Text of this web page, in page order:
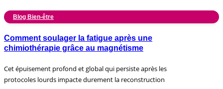
Blog Bien-être
Comment soulager la fatigue après une
chimiothérapie grâce au magnétisme
Cet épuisement profond et global qui persiste après les
protocoles lourds impacte durement la reconstruction